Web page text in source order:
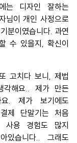
는 디자인 잘하는
님이 개인 사정으로
분이였습니다. 과연
수 있을지, 확신이
고치다 보니, 제법
각해요.. 제가 만든
. 제가 보기에도
제 단말기는 처음
사용 경험도 많지
있습니다.. 그래도